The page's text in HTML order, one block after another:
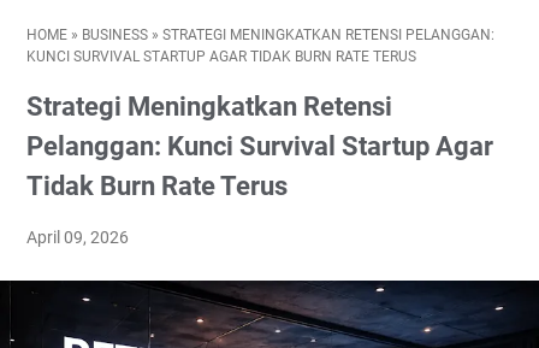
HOME » BUSINESS » STRATEGI MENINGKATKAN RETENSI PELANGGAN:
KUNCI SURVIVAL STARTUP AGAR TIDAK BURN RATE TERUS
Strategi Meningkatkan Retensi
Pelanggan: Kunci Survival Startup Agar
Tidak Burn Rate Terus
April 09, 2026